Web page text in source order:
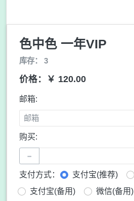
色中色 一年VIP
库存： 3
价格：￥ 120.00
邮箱:
购买:
−
支付方式： 支付宝(推荐)
支付宝(备用)
微信(备用)